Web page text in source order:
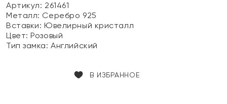
Артикул: 261461
Металл: Серебро 925
Вставки:Ювелирный кристалл
Цвет:Розовый
Тип замка:Английский
В ИЗБРАННОЕ